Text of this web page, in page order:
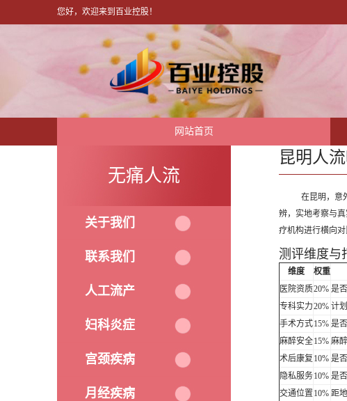
您好，欢迎来到百业控股！
网站首页
无痛人流
关于我们
联系我们
人工流产
妇科炎症
宫颈疾病
月经疾病
昆明人
在昆明，意
辨，实地考察与
疗机构进行横向
测评维度与
维度 权重
医院资质20% 是
专科实力20% 计
手术方式15% 是
麻醉安全15% 麻
术后康复 10% 是
隐私服务10% 是
交通位置 10% 距